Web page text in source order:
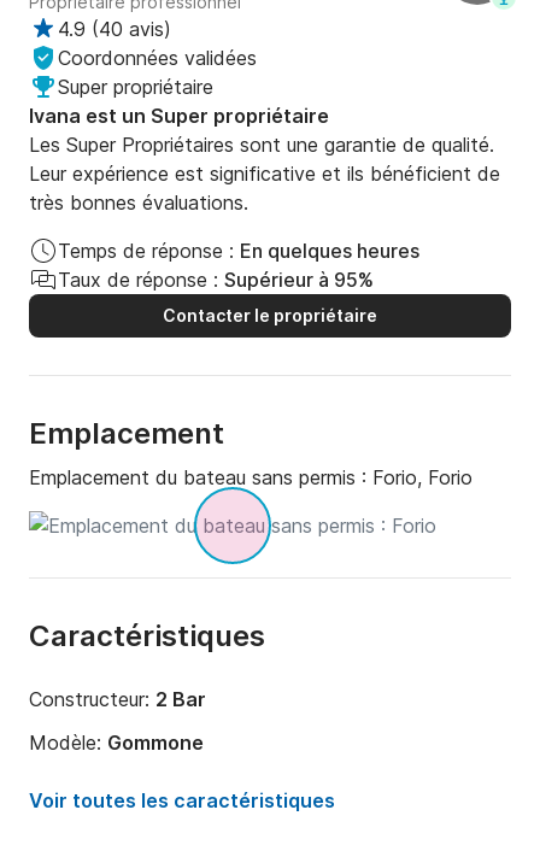
4.9 (40 avis)
Coordonnées validées
Super propriétaire
Ivana est un Super propriétaire
Les Super Propriétaires sont une garantie de qualité.
Leur expérience est significative et ils bénéficient de
très bonnes évaluations.
Temps de réponse : En quelques heures
Taux de réponse : Supérieur à 95%
Contacter le propriétaire
Emplacement
Emplacement du bateau sans permis : Forio, Forio
Caractéristiques
Constructeur: 2 Bar
Modèle: Gommone
Puissance moteur:
40cv
Voir toutes les caractéristiques